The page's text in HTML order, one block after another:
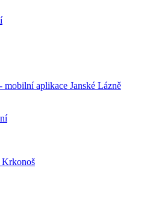
mobilní aplikace Janské Lázně
Krkonoš